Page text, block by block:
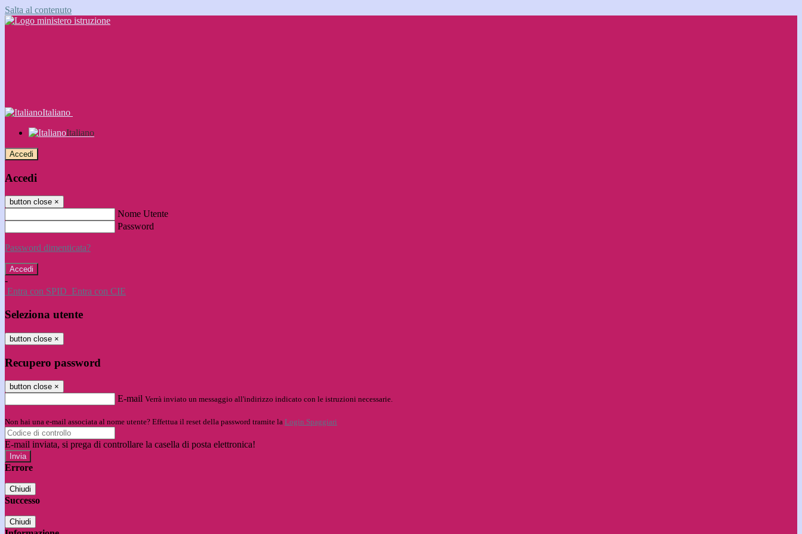
Salta al contenuto
Italiano
Italiano
Accedi
Accedi
button close ×
Nome Utente
Password
Password dimenticata?
-
Entra con SPID Entra con CIE
Seleziona utente
button close ×
Recupero password
button close ×
E-mail Verrà inviato un messaggio all'indirizzo indicato con le istruzioni necessarie.
Non hai una e-mail associata al nome utente? Effettua il reset della password tramite la Login Spaggiari
E-mail inviata, si prega di controllare la casella di posta elettronica!
Errore
Chiudi
Successo
Chiudi